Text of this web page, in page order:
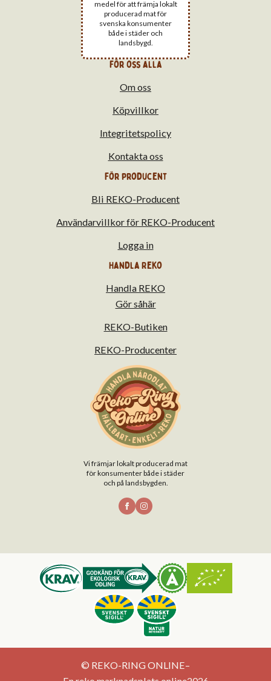
Vi främjar lokalt producerad mat
för konsumenter både i städer
och på landsbygden.
Handla Reko
Handla REKO
Gör såhär
REKO-Butiken
REKO-Producenter
För producent
Bli REKO-Producent
Användarvillkor för REKO-Producent
Logga in
för oss alla
Om oss
Köpvillkor
Integritetspolicy
Kontakta oss
medel för att främja lokalt
producerad mat för
svenska konsumenter
både i städer och
landsbygd.
© REKO-RING ONLINE–